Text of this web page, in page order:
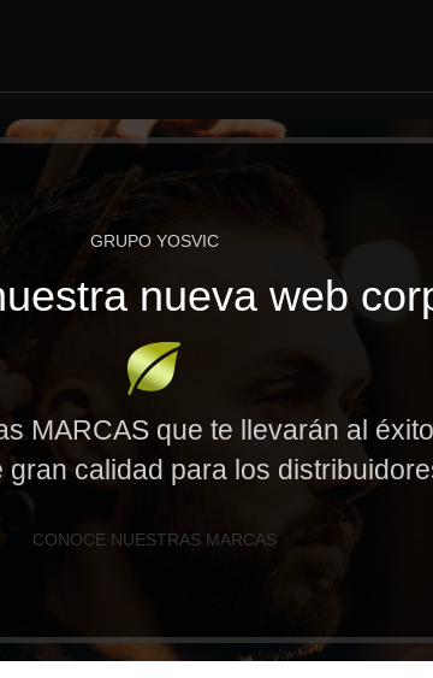
GRUPO YOSVIC
nueva web
MARCAS que te llevarán al
calidad para los
CONOCE NUESTRAS MARCAS